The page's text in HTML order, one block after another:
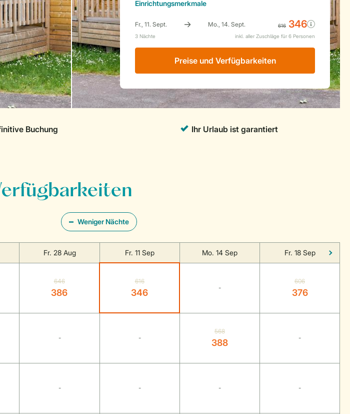
Einrichtungsmerkmale
Preise und Verfügbarkeiten
Weniger Nächte
Fr. 28 Aug Fr. 11 Sep Mo. 14 Sep Fr. 18 Sep
646
386
616
346 -
606
376
- -
568
388 -
- - - -